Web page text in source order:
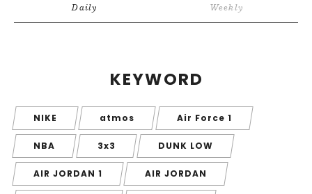
Daily Weekly
KEYWORD
NIKE atmos Air Force 1
NBA 3x3 DUNK LOW
AIR JORDAN 1 AIR JORDAN